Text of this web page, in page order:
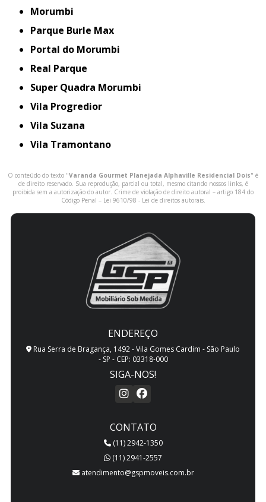
Morumbi
Parque Burle Max
Portal do Morumbi
Real Parque
Super Quadra Morumbi
Vila Progredior
Vila Suzana
Vila Tramontano
O conteúdo do texto "Varanda Gourmet Planejada Alphaville Residencial Dois" é
de direito reservado. Sua reprodução, parcial ou total, mesmo citando nossos links, é
proibida sem a autorização do autor. Crime de violação de direito autoral – artigo 184 do
Código Penal – Lei 9610/98 - Lei de direitos autorais.
ENDEREÇO
Rua Serra de Bragança, 1492 - Vila Gomes Cardim - São Paulo
- SP - CEP: 03318-000
SIGA-NOS!
CONTATO
(11) 2942-1350
(11) 2941-2557
atendimento@gspmoveis.com.br